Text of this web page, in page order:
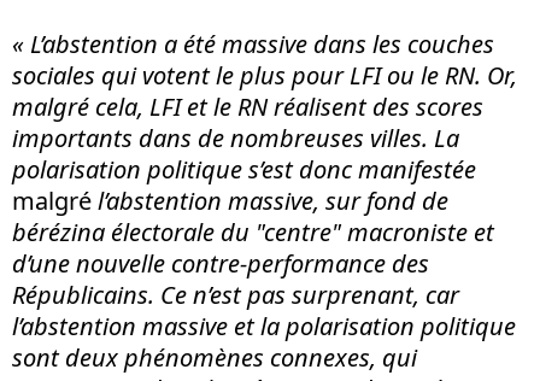
« L’abstention a été massive dans les couches
sociales qui votent le plus pour LFI ou le RN. Or,
malgré cela, LFI et le RN réalisent des scores
importants dans de nombreuses villes. La
polarisation politique s’est donc manifestée
malgrél’abstention massive, sur fond de
bérézina électorale du "centre" macroniste et
d’une nouvelle contre-performance des
Républicains. Ce n’est pas surprenant, car
l’abstention massive et la polarisation politique
sont deux phénomènes connexes, qui